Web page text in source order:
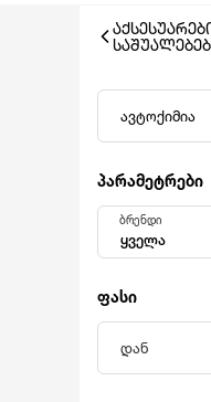
ავტოქიმია
პარამეტრები
ყველა
ბრენდი
ფასი
დან